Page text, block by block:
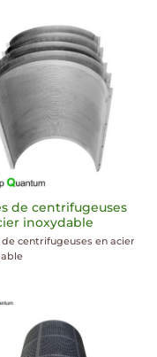
de centrifugeuses
inoxydable
de centrifugeuses en acier